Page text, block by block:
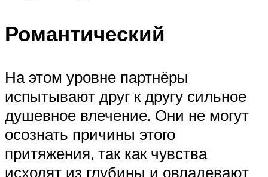
Романтический
На этом уровне партнёры
испытывают друг к другу сильное
душевное влечение. Они не могут
осознать причины этого
притяжения, так как чувства
исходят из глубины и овладевают